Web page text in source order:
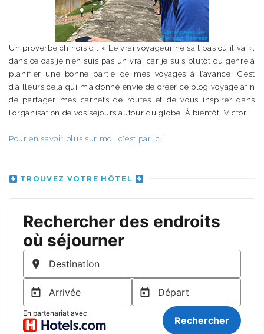
Un proverbe chinois dit « Le vrai voyageur ne sait pas où il va »,
dans ce cas je n’en suis pas un vrai car je suis plutôt du genre à
planifier une bonne partie de mes voyages à l’avance. C’est
d’ailleurs cela qui m’a donné envie de créer ce blog voyage afin
de partager mes carnets de routes et de vous inspirer dans
l’organisation de vos séjours autour du globe. À bientôt. Victor
Pour en savoir plus sur moi, c'est par ici.
TROUVEZ VOTRE HÔTEL